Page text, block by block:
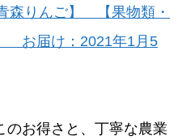
森りんご】 【果物類・
お届け：2021年1月5
のお得さと、丁寧な農業